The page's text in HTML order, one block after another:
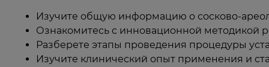
Изучите общую информацию о сосково-
Ознакомитесь с инновационной методикой
Разберете этапы проведения процедуры
Изучите клинический опыт применения и